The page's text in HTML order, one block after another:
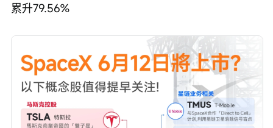
累升79.56%